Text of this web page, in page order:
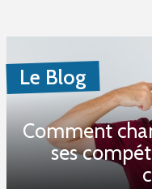
Le Blog
Comment
ses